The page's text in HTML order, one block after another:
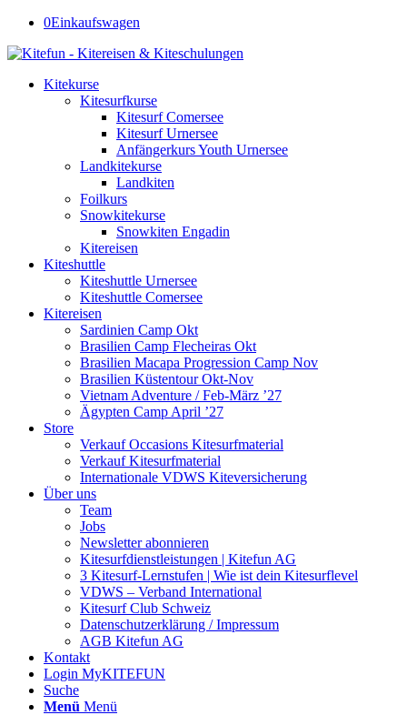
0Einkaufswagen
Kitekurse
Kitesurfkurse
Kitesurf Comersee
Kitesurf Urnersee
Anfängerkurs Youth Urnersee
Landkitekurse
Landkiten
Foilkurs
Snowkitekurse
Snowkiten Engadin
Kitereisen
Kiteshuttle
Kiteshuttle Urnersee
Kiteshuttle Comersee
Kitereisen
Sardinien Camp Okt
Brasilien Camp Flecheiras Okt
Brasilien Macapa Progression Camp Nov
Brasilien Küstentour Okt-Nov
Vietnam Adventure / Feb-März ’27
Ägypten Camp April ’27
Store
Verkauf Occasions Kitesurfmaterial
Verkauf Kitesurfmaterial
Internationale VDWS Kiteversicherung
Über uns
Team
Jobs
Newsletter abonnieren
Kitesurfdienstleistungen | Kitefun AG
3 Kitesurf-Lernstufen | Wie ist dein Kitesurflevel
VDWS – Verband International
Kitesurf Club Schweiz
Datenschutzerklärung / Impressum
AGB Kitefun AG
Kontakt
Login MyKITEFUN
Suche
Menü Menü